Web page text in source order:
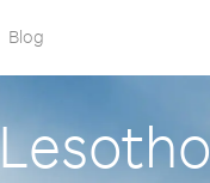
Blog